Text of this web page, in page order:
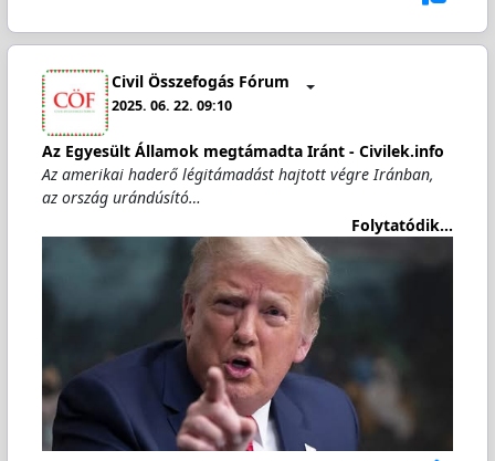
Civil Összefogás Fórum
2025. 06. 22. 09:10
Az Egyesült Államok megtámadta Iránt - Civilek.info
Az amerikai haderő légitámadást hajtott végre Iránban,
az ország urándúsító…
Folytatódik...